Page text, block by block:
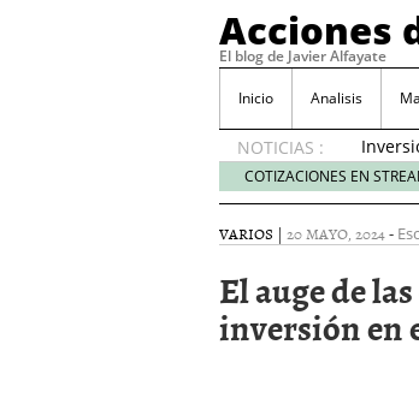
Acciones
El blog de Javier Alfayate
Inicio Analisis
NOTICIAS :
VIP en
México
por
2026
COTIZACIONES EN
VARIOS | 20 MAYO, 2024-
El auge de
inversión en